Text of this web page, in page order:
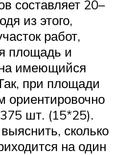
составляет 20–
из этого,
работ,
площадь и
имеющийся
при площади
ориентировочно
шт. (15*25).
сколько
на один